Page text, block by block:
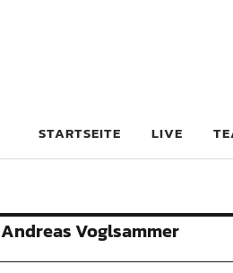
STARTSEITE LIVE
Andreas Voglsammer